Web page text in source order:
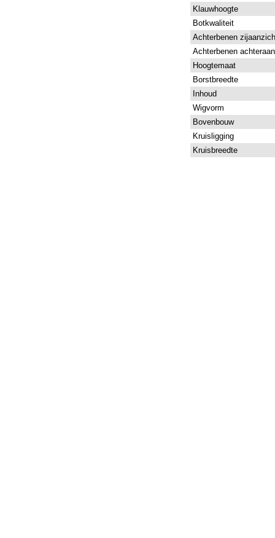
Klauwhoogte
Botkwaliteit
Achterbenen
Achterbenen
Hoogtemaat
Borstbreedte
Inhoud
Wigvorm
Bovenbouw
Kruisligging
Kruisbreedte